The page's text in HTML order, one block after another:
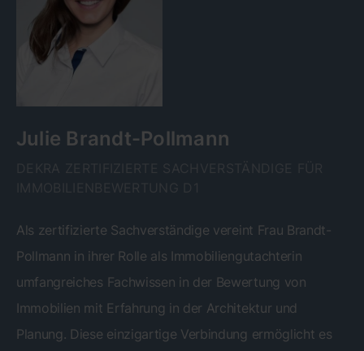
Julie Brandt-Pollmann
Als zertifizierte Sachverständige vereint Frau Brandt-
Pollmann in ihrer Rolle als Immobiliengutachterin
umfangreiches Fachwissen in der Bewertung von
Immobilien mit Erfahrung in der Architektur und
Planung. Diese einzigartige Verbindung ermöglicht es